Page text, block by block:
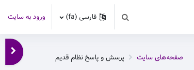
Toggle search input
فارسی ‎(fa)‎ ورود به سایت
صفحه‌های سایت پرسش و پاسخ نظام قدیم
باز